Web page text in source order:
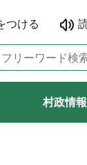
村政情報